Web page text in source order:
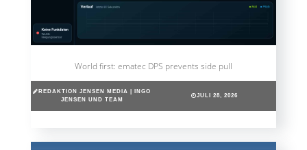
World first: ematec DPS prevents side pull
REDAKTION JENSEN MEDIA | INGO
JENSEN UND TEAM
JULI 28, 2026